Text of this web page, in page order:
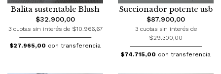
Balita sustentable Blush
$32.900,00
3 cuotas sin interés de $10.966,67
$27.965,00 con transferencia
Succionador potente usb
$87.900,00
3 cuotas sin interés de
$29.300,00
$74.715,00 con transferencia